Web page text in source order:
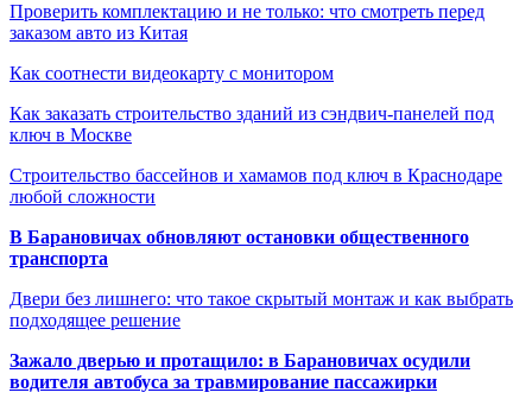
Проверить комплектацию и не только: что смотреть перед
заказом авто из Китая
Как соотнести видеокарту с монитором
Как заказать строительство зданий из сэндвич-панелей под
ключ в Москве
Строительство бассейнов и хамамов под ключ в Краснодаре
любой сложности
В Барановичах обновляют остановки общественного
транспорта
Двери без лишнего: что такое скрытый монтаж и как выбрать
подходящее решение
Зажало дверью и протащило: в Барановичах осудили
водителя автобуса за травмирование пассажирки